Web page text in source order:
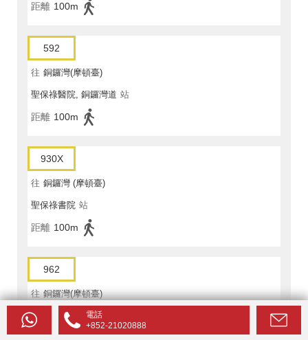
距離 100m
592
往 銅鑼灣(摩頓臺)
聖保祿醫院, 銅鑼灣道 站
距離 100m
930X
往 銅鑼灣 (摩頓臺)
聖保祿書院 站
距離 100m
962
往 銅鑼灣(摩頓臺)
聖保祿醫院, 銅鑼灣道
電話
+852-21020888